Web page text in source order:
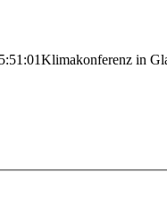
Klimakonferenz in